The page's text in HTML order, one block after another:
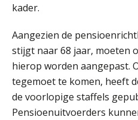
kader.
Aangezien de
stijgt naar 68 jaar, moeten
hierop worden aangepast.
tegemoet te komen, heeft
de voorlopige staffels
Pensioenuitvoerders Ludo